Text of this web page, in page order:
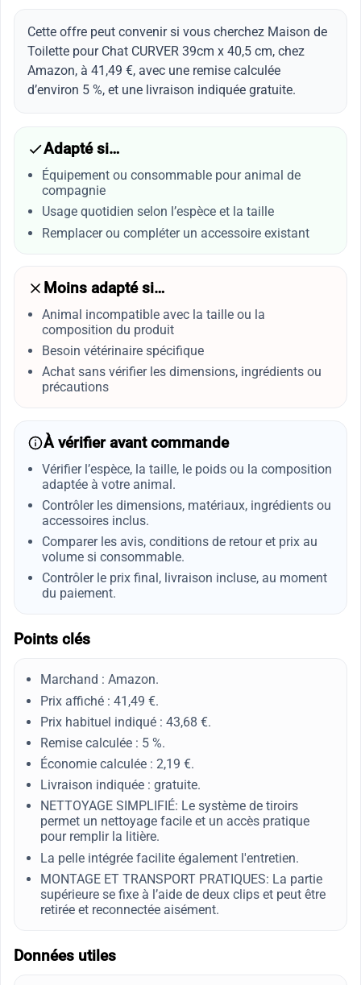
Cette offre peut convenir si vous cherchez Maison de
Toilette pour Chat CURVER 39cm x 40,5 cm, chez
Amazon, à 41,49 €, avec une remise calculée
d’environ 5 %, et une livraison indiquée gratuite.
Adapté si…
Équipement ou consommable pour animal de
compagnie
Usage quotidien selon l’espèce et la taille
Remplacer ou compléter un accessoire existant
Moins adapté si…
Animal incompatible avec la taille ou la
composition du produit
Besoin vétérinaire spécifique
Achat sans vérifier les dimensions, ingrédients ou
précautions
À vérifier avant commande
Vérifier l’espèce, la taille, le poids ou la composition
adaptée à votre animal.
Contrôler les dimensions, matériaux, ingrédients ou
accessoires inclus.
Comparer les avis, conditions de retour et prix au
volume si consommable.
Contrôler le prix final, livraison incluse, au moment
du paiement.
Points clés
Marchand : Amazon.
Prix affiché : 41,49 €.
Prix habituel indiqué : 43,68 €.
Remise calculée : 5 %.
Économie calculée : 2,19 €.
Livraison indiquée : gratuite.
NETTOYAGE SIMPLIFIÉ: Le système de tiroirs
permet un nettoyage facile et un accès pratique
pour remplir la litière.
La pelle intégrée facilite également l'entretien.
MONTAGE ET TRANSPORT PRATIQUES: La partie
supérieure se fixe à l’aide de deux clips et peut être
retirée et reconnectée aisément.
Données utiles